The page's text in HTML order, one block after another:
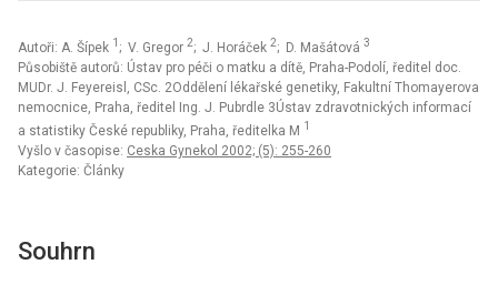
Autoři: A. Šípek 1 ; V. Gregor 2; J. Horáček 2; D. Mašátová 3
Působiště autorů: Ústav pro péči o matku a dítě, Praha-Podolí, ředitel doc.
MUDr. J. Feyereisl, CSc. 2Oddělení lékařské genetiky, Fakultní Thomayerova
nemocnice, Praha, ředitel Ing. J. Pubrdle 3Ústav zdravotnických informací
a statistiky České republiky, Praha, ředitelka M 1
Vyšlo v časopise: Ceska Gynekol 2002; (5): 255-260
Kategorie: Články
Souhrn